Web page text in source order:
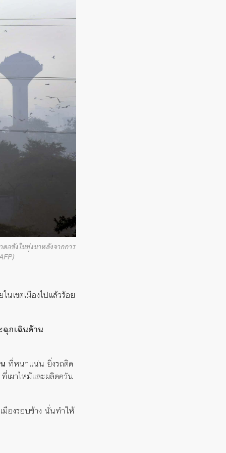
อซังในทุ่งนาหลังจากการ
เขตเมืองไปแล้วร้อย
ฉุกเฉินด้าน
ที่หนาแน่น ยิ่งรถติด
ที่เผาไหม้และผลิตควัน
มืองรอบข้าง นั่นทำให้